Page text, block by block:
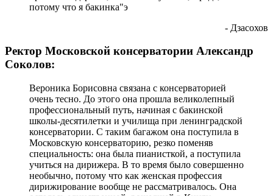
потому что я бакинка"э
- Дзасохов
Ректор Московской консерватории Александр
Соколов:
Вероника Борисовна связана с консерваторией
очень тесно. До этого она прошла великолепный
профессиональный путь, начиная с бакинской
школы-десятилетки и училища при ленинградской
консерватории. С таким багажом она поступила в
Московскую консерваторию, резко поменяв
специальность: она была пианисткой, а поступила
учиться на дирижера. В то время было совершенно
необычно, потому что как женская профессия
дирижирование вообще не рассматривалось. Она